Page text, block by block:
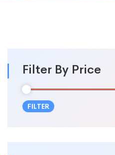
Filter By Price
Min
MaxFILTER